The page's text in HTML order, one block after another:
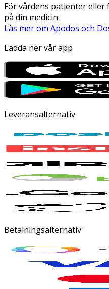
För vårdens patienter
på din medicin
Läs mer om Apodos och
Ladda ner vår app
Leveransalternativ
Betalningsalternativ